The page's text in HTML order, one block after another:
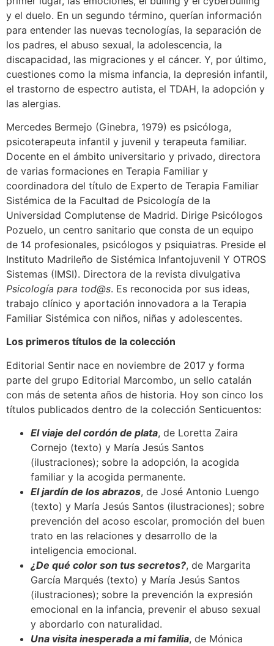
y el duelo. En un segundo término, querían información
para entender las nuevas tecnologías, la separación de
los padres, el abuso sexual, la adolescencia, la
discapacidad, las migraciones y el cáncer. Y, por último,
cuestiones como la misma infancia, la depresión infantil,
el trastorno de espectro autista, el TDAH, la adopción y
las alergias.
Mercedes Bermejo (Ginebra, 1979) es psicóloga,
psicoterapeuta infantil y juvenil y terapeuta familiar.
Docente en el ámbito universitario y privado, directora
de varias formaciones en Terapia Familiar y
coordinadora del título de Experto de Terapia Familiar
Sistémica de la Facultad de Psicología de la
Universidad Complutense de Madrid. Dirige Psicólogos
Pozuelo, un centro sanitario que consta de un equipo
de 14 profesionales, psicólogos y psiquiatras. Preside el
Instituto Madrileño de Sistémica Infantojuvenil Y OTROS
Sistemas (IMSI). Directora de la revista divulgativa
Psicología para tod@s. Es reconocida por sus ideas,
trabajo clínico y aportación innovadora a la Terapia
Familiar Sistémica con niños, niñas y adolescentes.
Los primeros títulos de la colección
Editorial Sentir nace en noviembre de 2017 y forma
parte del grupo Editorial Marcombo, un sello catalán
con más de setenta años de historia. Hoy son cinco los
títulos publicados dentro de la colección Senticuentos:
El viaje del cordón de plata, de Loretta Zaira
Cornejo (texto) y María Jesús Santos
(ilustraciones); sobre la adopción, la acogida
familiar y la acogida permanente.
El jardín de los abrazos, de José Antonio Luengo
(texto) y María Jesús Santos (ilustraciones); sobre
prevención del acoso escolar, promoción del buen
trato en las relaciones y desarrollo de la
inteligencia emocional.
¿De qué color son tus secretos?, de Margarita
García Marqués (texto) y María Jesús Santos
(ilustraciones); sobre la prevención la expresión
emocional en la infancia, prevenir el abuso sexual
y abordarlo con naturalidad.
Una visita inesperada a mi familia, de Mónica